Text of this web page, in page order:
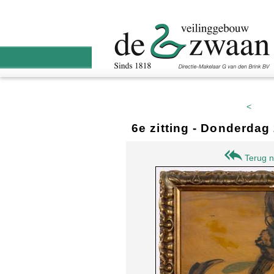
<
6e zitting -
Terug